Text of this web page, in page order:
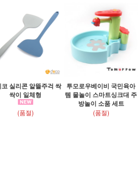
코 실리콘 알뜰주걱 싹
싹이 일체형
(품절)
투모로우베이비 국민육아
템 물놀이 스마트싱크대 주
방놀이 소품 세트
(품절)